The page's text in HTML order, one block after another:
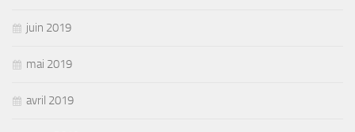
juin 2019
mai 2019
avril 2019